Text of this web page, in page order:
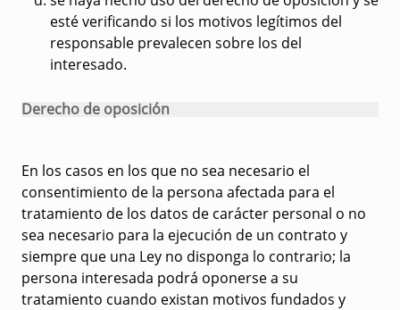
esté verificando si los motivos legítimos del
responsable prevalecen sobre los del
interesado.
Derecho de oposición
En los casos en los que no sea necesario el
consentimiento de la persona afectada para el
tratamiento de los datos de carácter personal o no
sea necesario para la ejecución de un contrato y
siempre que una Ley no disponga lo contrario; la
persona interesada podrá oponerse a su
tratamiento cuando existan motivos fundados y